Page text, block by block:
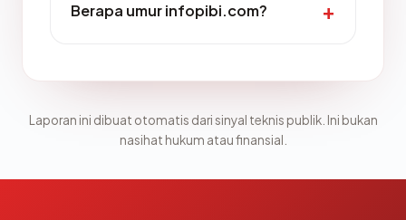
Berapa umur infopibi.com?
Laporan ini dibuat otomatis dari sinyal teknis publik. Ini bukan
nasihat hukum atau finansial.